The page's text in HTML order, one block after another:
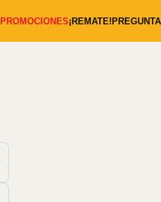
PROMOCIONES¡REMATE!